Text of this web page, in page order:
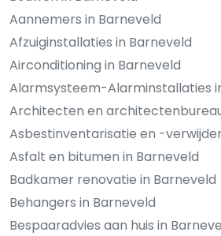
Aannemers in Barneveld
Afzuiginstallaties in Barneveld
Airconditioning in Barneveld
Alarmsysteem-Alarminstallaties
Architecten en
Asbestinventarisatie en -
Asfalt en bitumen in Barneveld
Badkamer renovatie in Barneveld
Behangers in Barneveld
Bespaaradvies aan huis in